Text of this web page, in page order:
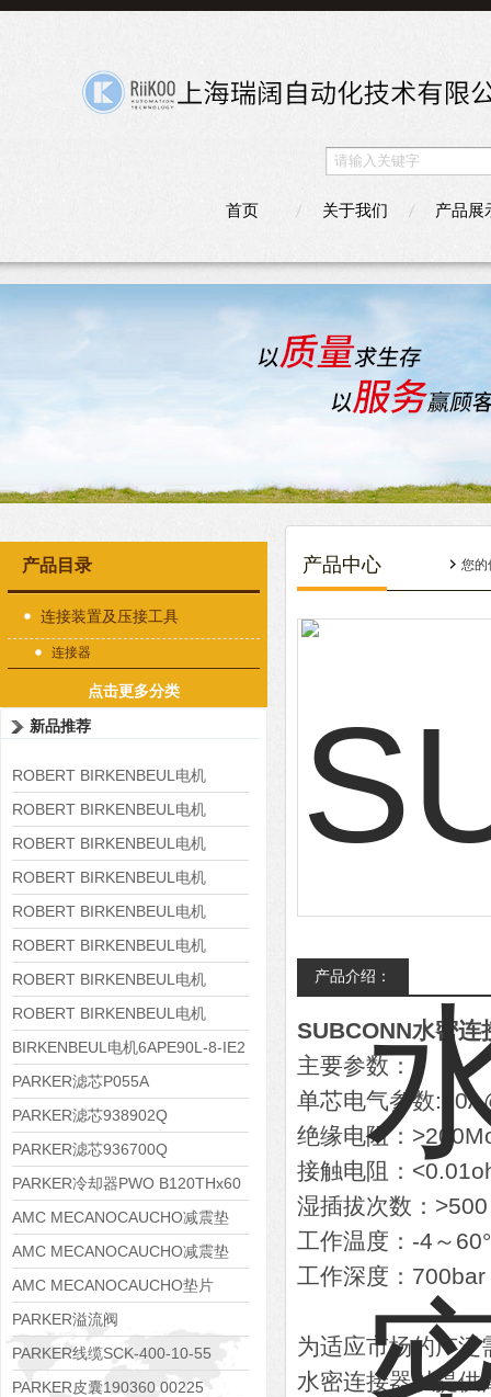
首页 关于我们 产品展
产品目录
连接装置及压接工具
连接器
点击更多分类
新品推荐
ROBERT BIRKENBEUL电机
8APE225M-4-IE3
ROBERT BIRKENBEUL电机
8APE180L-4 IE3
ROBERT BIRKENBEUL电机
8APE160M-6 IE3
ROBERT BIRKENBEUL电机
8APE160L-4-IE3
ROBERT BIRKENBEUL电机
8APE112M-6K-IE3
ROBERT BIRKENBEUL电机
8APE100L-2 IE3
ROBERT BIRKENBEUL电机
8APE90S-4 IE3
ROBERT BIRKENBEUL电机
8APE80M-2K-IE3
BIRKENBEUL电机6APE90L-8-IE2
PARKER滤芯P055A
PARKER滤芯938902Q
PARKER滤芯936700Q
PARKER冷却器PWO B120THx60
AMC MECANOCAUCHO减震垫
138552
AMC MECANOCAUCHO减震垫
138551
AMC MECANOCAUCHO垫片
608074
PARKER溢流阀
RE06M35W2N1KWXG087
PARKER线缆SCK-400-10-55
PARKER皮囊190360 00225
产品中心 您的
产品介绍：
SUBCONN水密连
主要参数：
单芯电气参数
绝缘电阻：
接触电阻：
湿插拔次数：>500
工作温度：-4～
工作深度：700bar
为适应市场的广
水密连接器以提供